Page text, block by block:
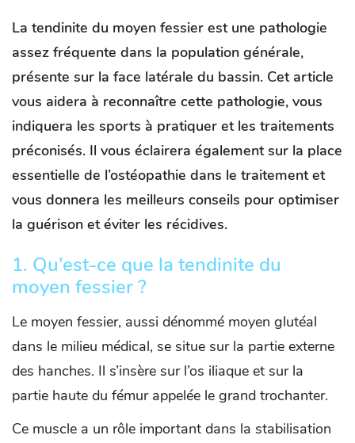
La tendinite du moyen fessier est une pathologie
assez fréquente dans la population générale,
présente sur la face latérale du bassin. Cet article
vous aidera à reconnaître cette pathologie, vous
indiquera les sports à pratiquer et les traitements
préconisés. Il vous éclairera également sur la place
essentielle de l’ostéopathie dans le traitement et
vous donnera les meilleurs conseils pour optimiser
la guérison et éviter les récidives.
1. Qu’est-ce que la tendinite du
moyen fessier ?
Le moyen fessier, aussi dénommé moyen glutéal
dans le milieu médical, se situe sur la partie externe
des hanches. Il s’insère sur l’os iliaque et sur la
partie haute du fémur appelée le grand trochanter.
Ce muscle a un rôle important dans la stabilisation